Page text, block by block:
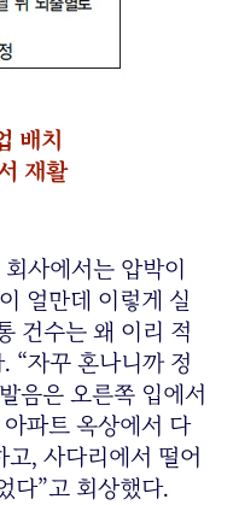
배치
재활
사에서는 압박이
얼만데 이렇게 실
건수는 왜 이리 적
“자꾸 혼나니까 정
음은 오른쪽 입에서
파트 옥상에서 다
, 사다리에서 떨어
다”고 회상했다.